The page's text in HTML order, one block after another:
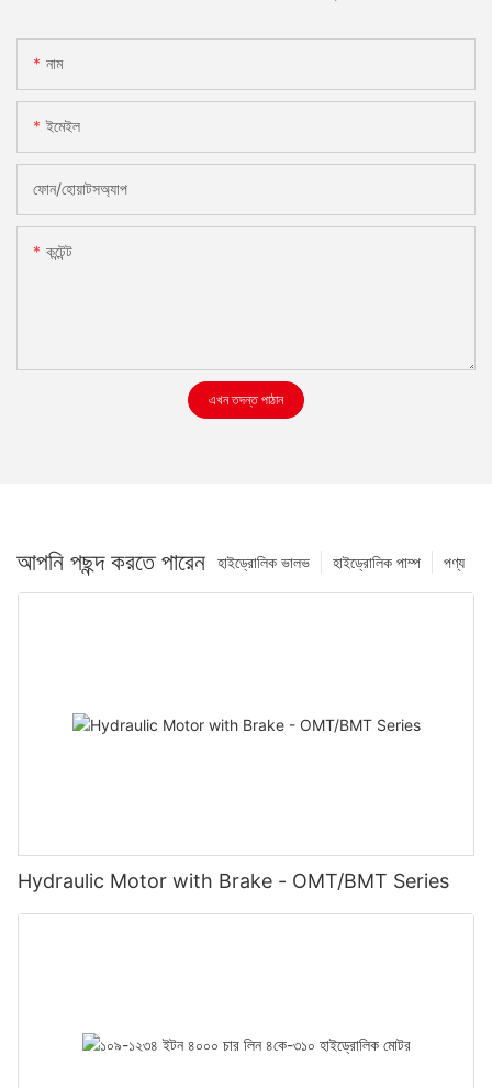
নাম
ইমেইল
ফোন/হোয়াটসঅ্যাপ
কন্টেন্ট
এখন তদন্ত পাঠান
আপনি পছন্দ করতে পারেন পণ্য
হাইড্রোলিক পাম্প
হাইড্রোলিক ভালভ
Hydraulic Motor with Brake - OMT/BMT Series